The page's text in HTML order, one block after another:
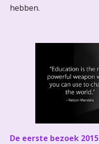
hebben.
De eerste bezoek 2015